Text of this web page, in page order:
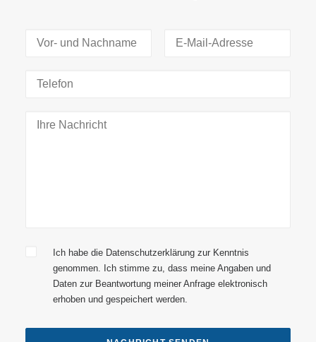
Ich habe die Datenschutzerklärung zur Kenntnis
genommen. Ich stimme zu, dass meine Angaben und
Daten zur Beantwortung meiner Anfrage elektronisch
erhoben und gespeichert werden.